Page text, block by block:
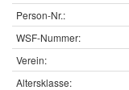
Person-Nr.:
WSF-Nummer:
Verein:
Altersklasse: